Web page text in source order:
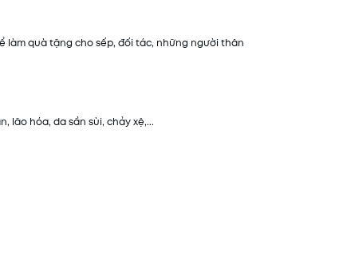
làm quà tặng cho sếp, đối tác, những người thân
lão hóa, da sần sùi, chảy xệ,...